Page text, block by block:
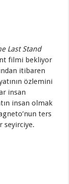
Last Stand
filmi bekliyor
itibaren
özlemini
insan
insan olmak
ters
seyirciye.